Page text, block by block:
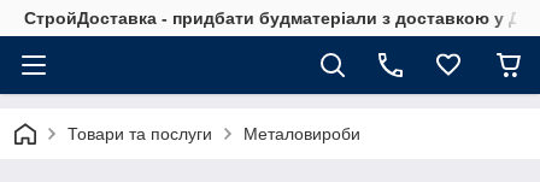
СтройДоставка - придбати будматеріали з доставкою у
Товари та послуги Металовироби